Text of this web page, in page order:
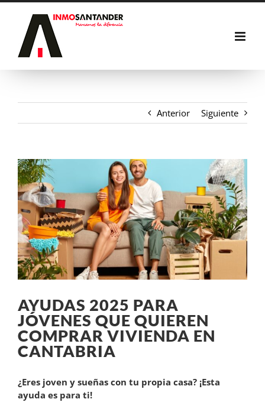
Saltar
contenido
Anterior Siguiente
AYUDAS 2025 PARA
JÓVENES QUE QUIEREN
COMPRAR VIVIENDA EN
CANTABRIA
¿Eres joven y sueñas con tu propia casa? ¡Esta
ayuda es para ti!